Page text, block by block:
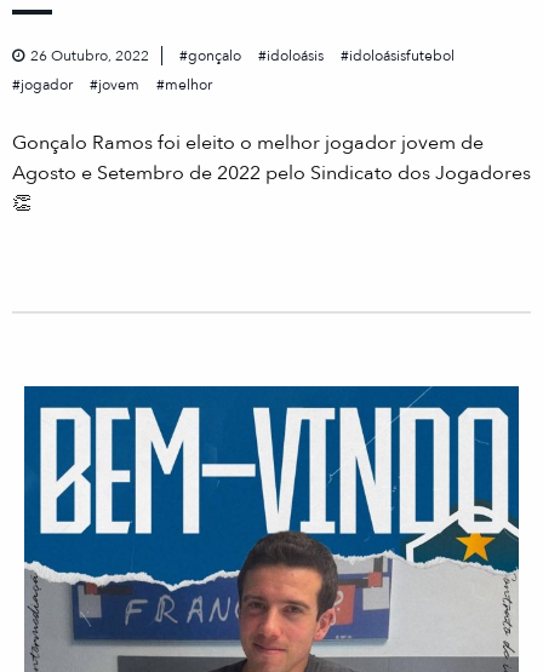
26 Outubro, 2022 gonçalo idoloásis
idoloásisfutebol
jogador
jovem melhor
Gonçalo Ramos foi eleito o melhor jogador jovem de
Agosto e Setembro de 2022 pelo Sindicato dos Jogadores
👏